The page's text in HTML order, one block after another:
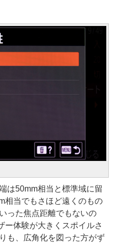
は50mm相当と標準域に留
相当でもさほど遠くのもの
った焦点距離でもないの
ー体験が大きくスポイルさ
も、広角化を図った方がず